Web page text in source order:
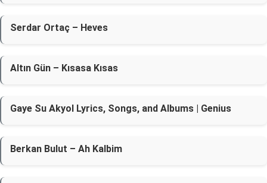
Serdar Ortaç – Heves
Altın Gün – Kısasa Kısas
Gaye Su Akyol Lyrics, Songs, and Albums | Genius
Berkan Bulut – Ah Kalbim